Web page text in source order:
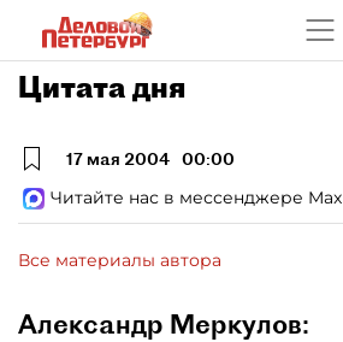
Цитата дня
17 мая 2004 00:00
Читайте нас в мессенджере Max
Все материалы автора
Александр Меркулов: